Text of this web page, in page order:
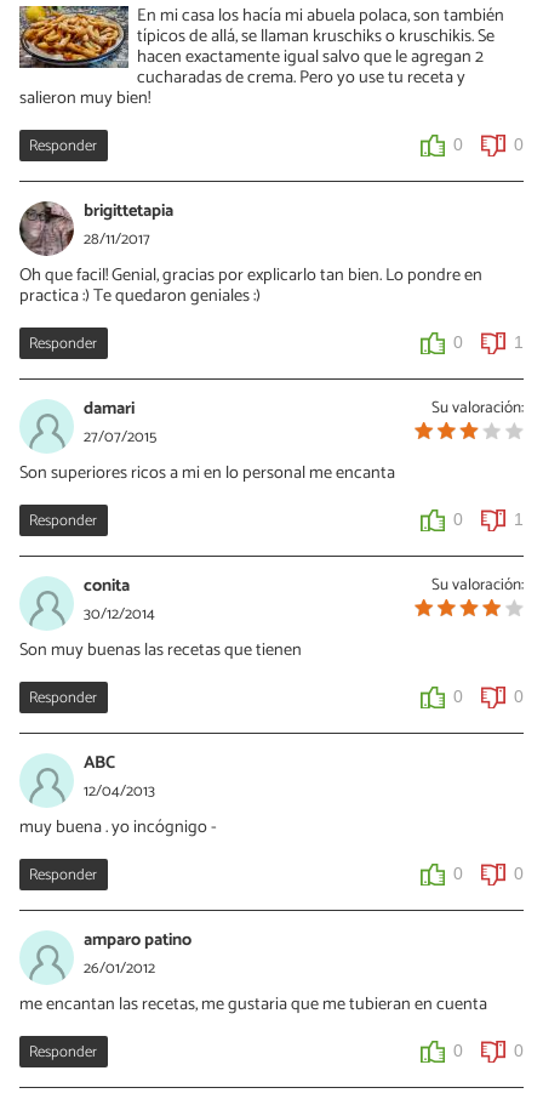
En mi casa los hacía mi abuela polaca, son también
típicos de allá, se llaman kruschiks o kruschikis. Se
hacen exactamente igual salvo que le agregan 2
cucharadas de crema. Pero yo use tu receta y
salieron muy bien!
Responder 0 0
brigittetapia
28/11/2017
Oh que facil! Genial, gracias por explicarlo tan bien. Lo pondre en
practica :) Te quedaron geniales :)
Responder 0 1
Su valoración:
damari
27/07/2015
Son superiores ricos a mi en lo personal me encanta
Responder 0 1
Su valoración:
conita
30/12/2014
Son muy buenas las recetas que tienen
Responder 0 0
ABC
12/04/2013
muy buena . yo incógnigo -
Responder 0 0
amparo patino
26/01/2012
me encantan las recetas, me gustaria que me tubieran en cuenta
Responder 0 0